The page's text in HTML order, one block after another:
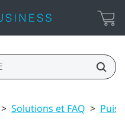
> Solutions et FAQ >